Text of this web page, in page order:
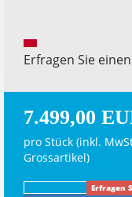
Erfragen Sie
7.499,00
pro Stück (inkl.
Grossartikel)
Erfragen